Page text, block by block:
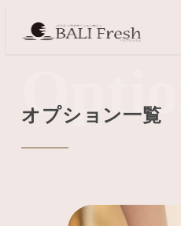
Option
オプション一覧